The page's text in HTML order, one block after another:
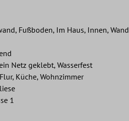
Fußboden, Im Haus, Innen, Wand
Netz geklebt, Wasserfest
Küche, Wohnzimmer
1